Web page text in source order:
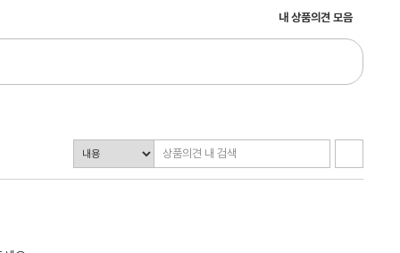
내 상품의견 모음